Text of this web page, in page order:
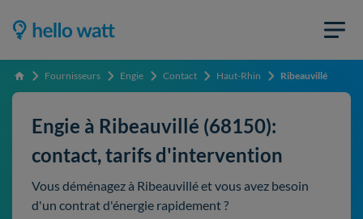
Accueil Fournisseurs Engie Contact Haut-Rhin Ribeauvillé
Engie à Ribeauvillé (68150):
contact, tarifs d'intervention
Vous déménagez à Ribeauvillé et vous avez besoin
d'un contrat d'énergie rapidement ?